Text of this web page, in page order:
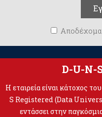
D-U-N-
Η εταιρεία είναι κάτοχος
S Registered (Data
εντάσσει στην